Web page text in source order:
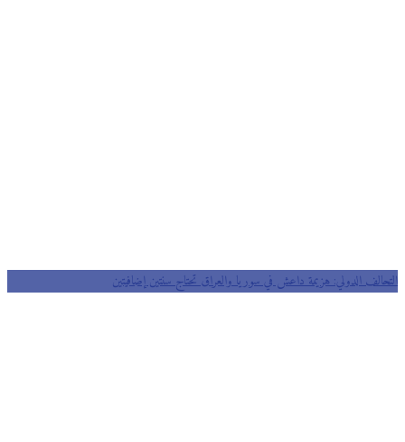
التحالف الدولي: هزيمة داعش في سوريا والعراق تحتاج سنتين إضافيتين